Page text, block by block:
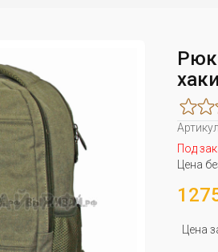
Под
Цена
Цена